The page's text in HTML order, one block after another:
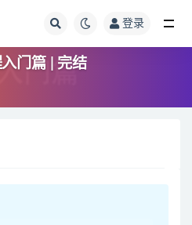
登录
门篇 | 完结